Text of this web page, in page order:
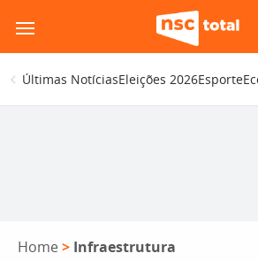
para
o
conteúdo
Últimas NotíciasEleições 2026Esporte
Home > Infraestrutura